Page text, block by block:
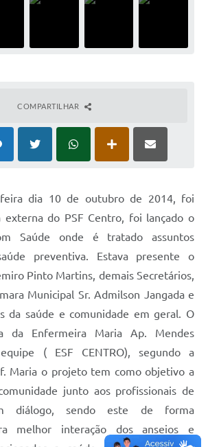
COMPARTILHAR
dia 10 de outubro de 2014, foi
externa do PSF Centro, foi lançado o
Saúde onde é tratado assuntos
preventiva. Estava presente o
Pinto Martins, demais Secretários,
Municipal Sr. Admilson Jangada e
da saúde e comunidade em geral. O
da Enfermeira Maria Ap. Mendes
( ESF CENTRO), segundo a
Maria o projeto tem como objetivo a
junto aos profissionais de
diálogo, sendo este de forma
melhor interação dos anseios e